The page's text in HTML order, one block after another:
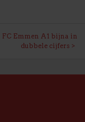
FC Emmen A1 bijna in
dubbele cijfers